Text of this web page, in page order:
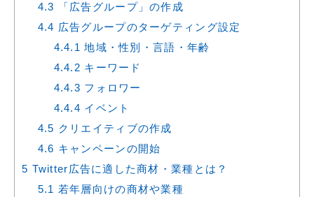
4.3 「広告グループ」の作成
4.4 広告グループのターゲティング設定
4.4.1 地域・性別・言語・年齢
4.4.2 キーワード
4.4.3 フォロワー
4.4.4 イベント
4.5 クリエイティブの作成
4.6 キャンペーンの開始
5 Twitter広告に適した商材・業種とは？
5.1 若年層向けの商材や業種